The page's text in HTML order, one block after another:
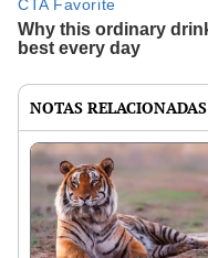
NOTAS RELACIONADAS